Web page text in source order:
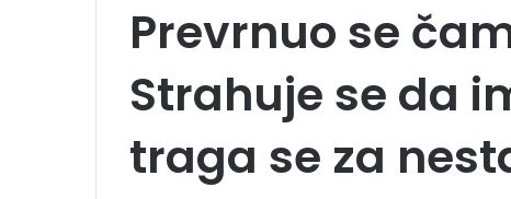
Prevrnuo se
Strahuje se da
traga se za